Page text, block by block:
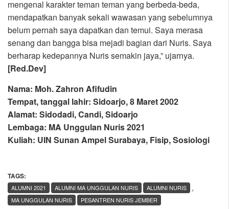
mengenal karakter teman teman yang berbeda-beda,
mendapatkan banyak sekali wawasan yang sebelumnya
belum pernah saya dapatkan dan temui. Saya merasa
senang dan bangga bisa mejadi bagian dari Nuris. Saya
berharap kedepannya Nuris semakin jaya,” ujarnya.
[Red.Dev]
Nama: Moh. Zahron Afifudin
Tempat, tanggal lahir: Sidoarjo, 8 Maret 2002
Alamat: Sidodadi, Candi, Sidoarjo
Lembaga: MA Unggulan Nuris 2021
Kuliah: UIN Sunan Ampel Surabaya, Fisip, Sosiologi
TAGS:
,
ALUMNI 2021 ALUMNI MA UNGGULAN NURIS
ALUMNI NURIS
MA UNGGULAN NURIS
PESANTREN NURIS JEMBER